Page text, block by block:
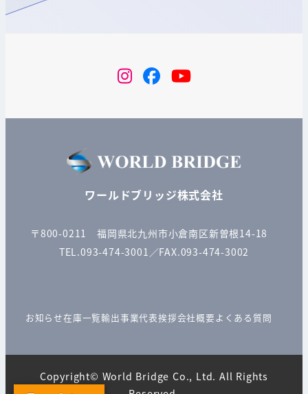
instagram
FacebookYouTube
ワールドブリッジ株式会社
〒800-0211 福岡県北九州市小倉南区新曽根14-18
TEL.093-474-3001／FAX.093-474-3002
お知らせ在庫一覧輸出事業代表挨拶会社概要よくある質問
Copyright© World Bridge Co., Ltd. All Rights